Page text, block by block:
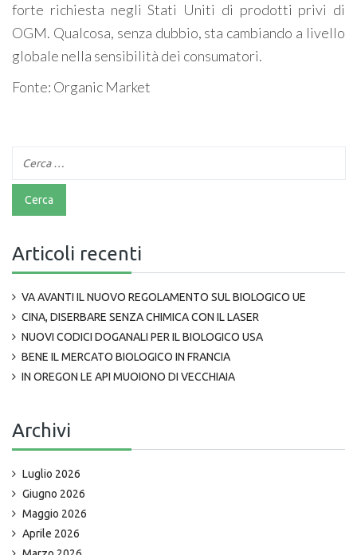
forte richiesta negli Stati Uniti di prodotti privi di
OGM. Qualcosa, senza dubbio, sta cambiando a livello
globale nella sensibilità dei consumatori.
Fonte: Organic Market
Articoli recenti
VA AVANTI IL NUOVO REGOLAMENTO SUL BIOLOGICO UE
CINA, DISERBARE SENZA CHIMICA CON IL LASER
NUOVI CODICI DOGANALI PER IL BIOLOGICO USA
BENE IL MERCATO BIOLOGICO IN FRANCIA
IN OREGON LE API MUOIONO DI VECCHIAIA
Archivi
Luglio 2026
Giugno 2026
Maggio 2026
Aprile 2026